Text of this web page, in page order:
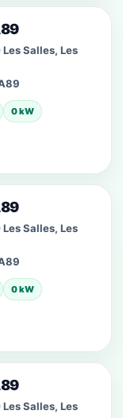
Salles, Les
0 kW
Salles, Les
0 kW
Salles, Les